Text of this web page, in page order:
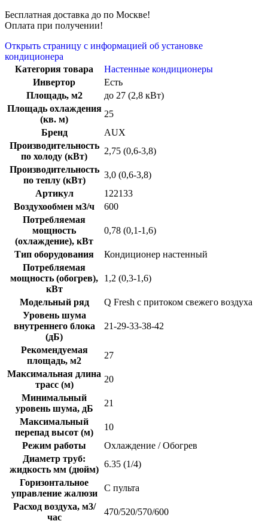
Бесплатная доставка до по Москве!
Оплата при получении!
Открыть страницу с информацией об установке
кондиционера
Категория товара
Настенные кондиционеры
Инвертор
Есть
Площадь, м2
до 27 (2,8 кВт)
Площадь охлаждения
(кв. м)
25
Бренд
AUX
Производительность
по холоду (кВт)
2,75 (0,6-3,8)
Производительность
по теплу (кВт)
3,0 (0,6-3,8)
Артикул
122133
Воздухообмен м3/ч
600
Потребляемая
мощность
(охлаждение), кВт
0,78 (0,1-1,6)
Тип оборудования
Кондиционер настенный
Потребляемая
мощность (обогрев),
кВт
1,2 (0,3-1,6)
Модельный ряд
Q Fresh с притоком свежего воздуха
Уровень шума
внутреннего блока
(дБ)
21-29-33-38-42
Рекомендуемая
площадь, м2
27
Максимальная длина
трасс (м)
20
Минимальный
уровень шума, дБ
21
Максимальный
перепад высот (м)
10
Режим работы
Охлаждение / Обогрев
Диаметр труб:
жидкость мм (дюйм)
6.35 (1/4)
Горизонтальное
управление жалюзи
С пульта
Расход воздуха, м3/
час
470/520/570/600